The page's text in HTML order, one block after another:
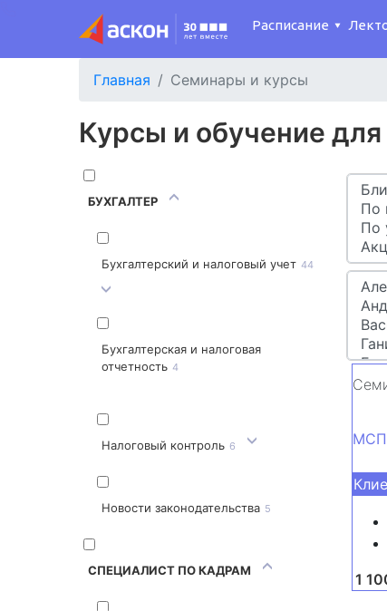
Расписание
Главная Семинары и курсы
Курсы и обучение для
БУХГАЛТЕР
Бухгалтерский и налоговый учет 44
Бухгалтерская и налоговая
отчетность 4
Налоговый контроль 6
Новости законодательства 5
СПЕЦИАЛИСТ ПО КАДРАМ
от 1